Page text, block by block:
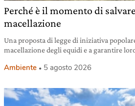
Perché è il momento di
macellazione
Una proposta di legge di iniziativa
macellazione degli equidi e a garantire
Ambiente 5 agosto 2026